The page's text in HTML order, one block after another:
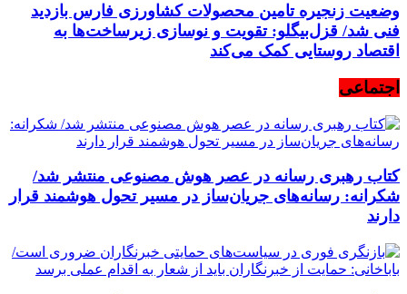
وضعیت زنجیره تامین محصولات کشاورزی فارس بازدید
فنی شد/ قزل‌بیگلو: تقویت و نوسازی زیرساخت‌ها به
اقتصاد روستایی کمک می‌کند
اجتماعی
کتاب رهبری رسانه در عصر هوش مصنوعی منتشر شد/
شکرانه: رسانه‌های جریان‌ساز در مسیر تحول هوشمند قرار
دارند